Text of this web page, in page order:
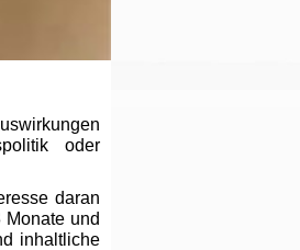
oder
daran
und
inhaltliche